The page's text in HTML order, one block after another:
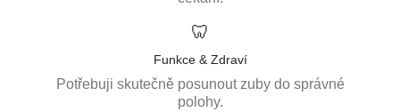
🦷
Funkce & Zdraví
Potřebuji skutečně posunout zuby do správné
polohy.